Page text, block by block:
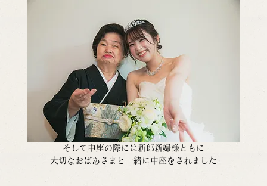
そして中座の際には新郎新婦様ともに
大切なおばあさまと一緒に中座をされました